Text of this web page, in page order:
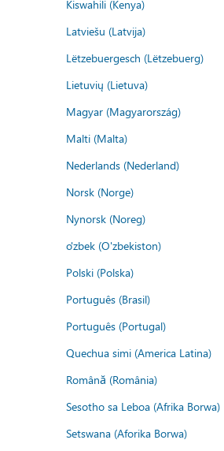
Kiswahili (Kenya)
Latviešu (Latvija)
Lëtzebuergesch (Lëtzebuerg)
Lietuvių (Lietuva)
Magyar (Magyarország)
Malti (Malta)
Nederlands (Nederland)
Norsk (Norge)
Nynorsk (Noreg)
o'zbek (O'zbekiston)
Polski (Polska)
Português (Brasil)
Português (Portugal)
Quechua simi (America Latina)
Română (România)
Sesotho sa Leboa (Afrika Borwa)
Setswana (Aforika Borwa)